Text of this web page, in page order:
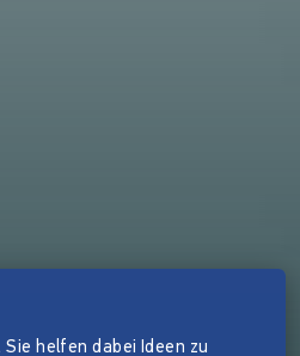
helfen dabei Ideen zu